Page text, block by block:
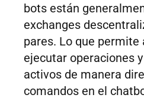
bots están
exchanges
pares. Lo que permite
ejecutar operaciones
activos de manera
comandos en el